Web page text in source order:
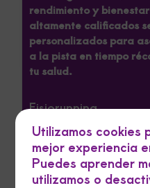
rendimiento y
altamente calificados
personalizados para
a la pista en tiempo
tu salud.
Fisiorunning
Utilizamos cookies
mejor experiencia
Puedes aprender
utilizamos o